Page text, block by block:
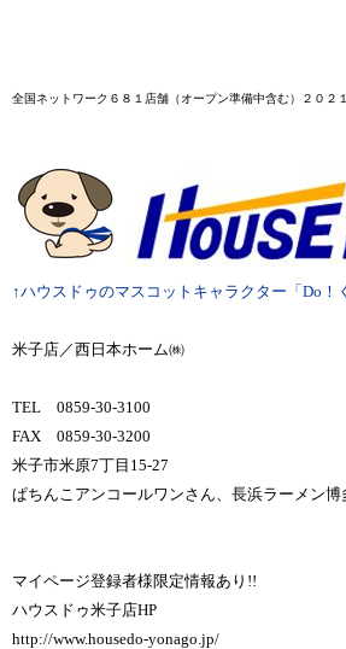
全国ネットワーク６８１店舗 （オープン準備中含む）２０２
↑ハウスドゥのマスコットキャラクター「Do
米子店／西日本ホーム㈱
TEL 0859-30-3100
FAX 0859-30-3200
米子市米原7丁目15-27
ぱちんこアンコールワンさん、長浜ラーメン博
マイページ登録者様限定情報あり!!
ハウスドゥ米子店HP
http://www.housedo-yonago.jp/